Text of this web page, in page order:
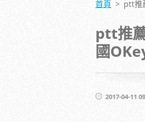
首頁 > ptt推
ptt推
國
2017-04-11